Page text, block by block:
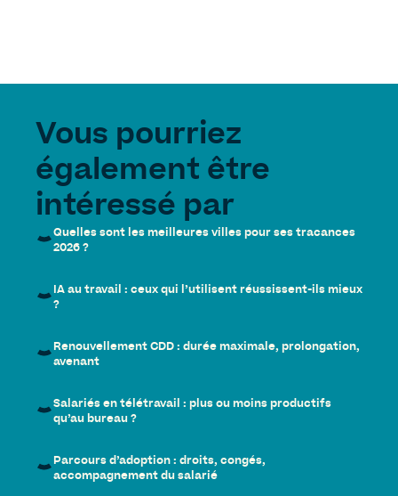
Vous pourriez
également être
intéressé par
Quelles sont les meilleures villes pour ses tracances
2026 ?
IA au travail : ceux qui l’utilisent réussissent-ils mieux
?
Renouvellement CDD : durée maximale, prolongation,
avenant
Salariés en télétravail : plus ou moins productifs
qu’au bureau ?
Parcours d’adoption : droits, congés,
accompagnement du salarié